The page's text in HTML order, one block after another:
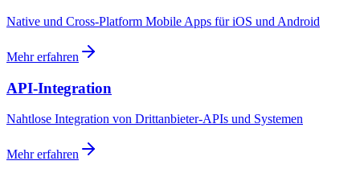
Native und Cross-Platform Mobile Apps für iOS und Android
Mehr erfahren
API-Integration
Nahtlose Integration von Drittanbieter-APIs und Systemen
Mehr erfahren